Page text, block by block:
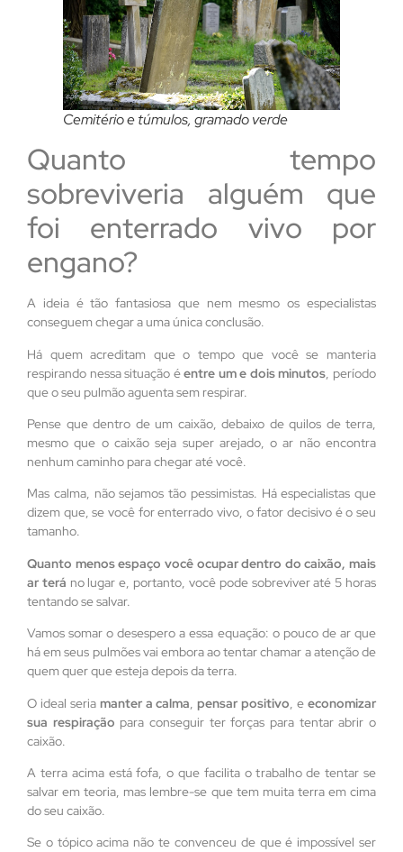
Cemitério e túmulos, gramado verde
Quanto tempo
sobreviveria alguém que
foi enterrado vivo por
engano?
A ideia é tão fantasiosa que nem mesmo os especialistas
conseguem chegar a uma única conclusão.
Há quem acreditam que o tempo que você se manteria
respirando nessa situação éentre um e dois minutos, período
que o seu pulmão aguenta sem respirar.
Pense que dentro de um caixão, debaixo de quilos de terra,
mesmo que o caixão seja super arejado, o ar não encontra
nenhum caminho para chegar até você.
Mas calma, não sejamos tão pessimistas. Há especialistas que
dizem que, se você for enterrado vivo, o fator decisivo é o seu
tamanho.
Quanto menos espaço você ocupar dentro do caixão, mais
ar terá no lugar e, portanto, você pode sobreviver até 5 horas
tentando se salvar.
Vamos somar o desespero a essa equação: o pouco de ar que
há em seus pulmões vai embora ao tentar chamar a atenção de
quem quer que esteja depois da terra.
O ideal seria manter a calma ,pensar positivo , eeconomizar
sua respiração para conseguir ter forças para tentar abrir o
caixão.
A terra acima está fofa, o que facilita o trabalho de tentar se
salvar em teoria, mas lembre-se que tem muita terra em cima
do seu caixão.
Se o tópico acima não te convenceu de que é impossível ser